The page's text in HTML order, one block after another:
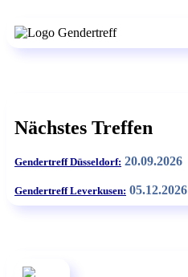
Nächstes Treffen
Gendertreff Düsseldorf: 20.09.2026
Gendertreff Leverkusen: 05.12.2026